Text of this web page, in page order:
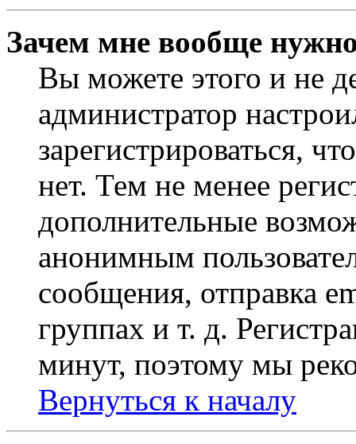
Зачем мне вообще
Вы можете этого и не
администратор
зарегистрироваться,
нет. Тем не менее
дополнительные
анонимным
сообщения, отправка
группах и т. д.
минут, поэтому мы
Вернуться к началу